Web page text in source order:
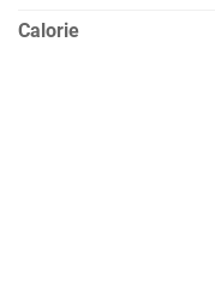
Calorie